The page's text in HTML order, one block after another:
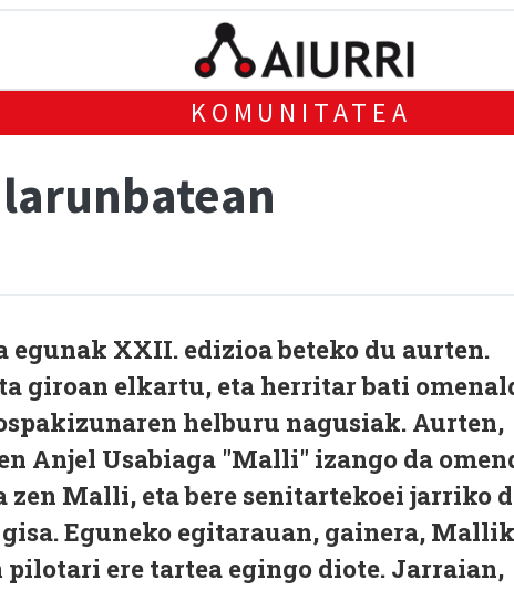
KOMUNITATEA
XXII. edizioa beteko du aurten.
giroan elkartu, eta herritar bati
helburu nagusiak. Aurten,
Anjel Usabiaga "Malli" izango da
zen Malli, eta bere senitartekoei jarriko
Eguneko egitarauan, gainera, Mallik
ere tartea egingo diote. Jarraian,